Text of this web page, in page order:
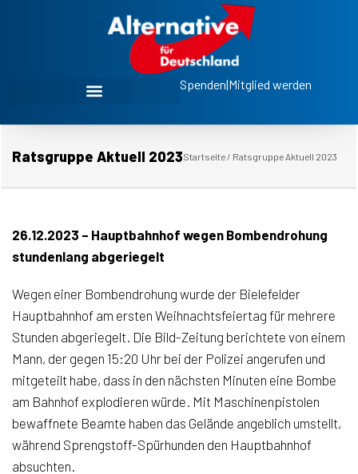
Spenden|Mitglied werden
Ratsgruppe Aktuell 2023Startseite / Ratsgruppe Aktuell 2023
26.12.2023 – Hauptbahnhof wegen Bombendrohung
stundenlang abgeriegelt
Wegen einer Bombendrohung wurde der Bielefelder
Hauptbahnhof am ersten Weihnachtsfeiertag für mehrere
Stunden abgeriegelt. Die Bild-Zeitung berichtete von einem
Mann, der gegen 15:20 Uhr bei der Polizei angerufen und
mitgeteilt habe, dass in den nächsten Minuten eine Bombe
am Bahnhof explodieren würde. Mit Maschinenpistolen
bewaffnete Beamte haben das Gelände angeblich umstellt,
während Sprengstoff-Spürhunden den Hauptbahnhof
absuchten.